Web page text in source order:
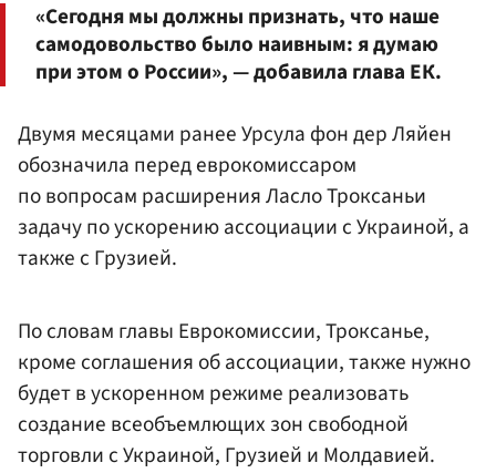
«Сегодня мы должны признать, что наше
самодовольство было наивным: я думаю
при этом о России», — добавила глава ЕК.
Двумя месяцами ранее Урсула фон дер Ляйен
обозначила перед еврокомиссаром
по вопросам расширения Ласло Троксаньи
задачу по ускорению ассоциации с Украиной, а
также с Грузией.
По словам главы Еврокомиссии, Троксанье,
кроме соглашения об ассоциации, также нужно
будет в ускоренном режиме реализовать
создание всеобъемлющих зон свободной
торговли с Украиной, Грузией и Молдавией.